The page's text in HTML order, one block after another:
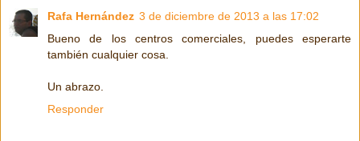
Rafa Hernández 3 de diciembre de 2013 a las 17:02
Bueno de los centros comerciales, puedes esperarte
también cualquier cosa.
Un abrazo.
Responder